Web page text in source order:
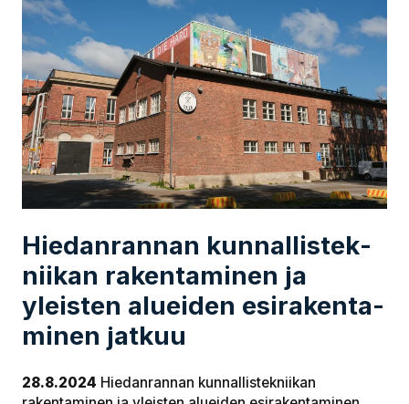
Hie­dan­ran­nan kun­nal­lis­tek­
nii­kan ra­ken­ta­mi­nen ja
yleisten alueiden esi­ra­ken­ta­
mi­nen jatkuu
28.8.2024 Hiedanrannan kunnallistekniikan